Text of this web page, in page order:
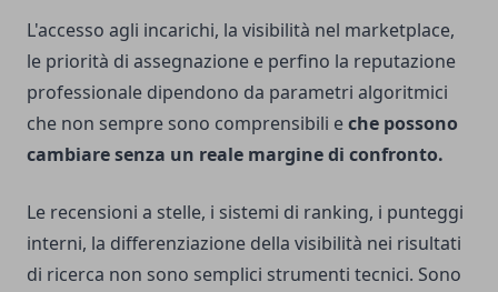
L'accesso agli incarichi, la visibilità nel marketplace,
le priorità di assegnazione e perfino la reputazione
professionale dipendono da parametri algoritmici
che non sempre sono comprensibili eche possono
cambiare senza un reale margine di confronto.
Le recensioni a stelle, i sistemi di ranking, i punteggi
interni, la differenziazione della visibilità nei risultati
di ricerca non sono semplici strumenti tecnici. Sono